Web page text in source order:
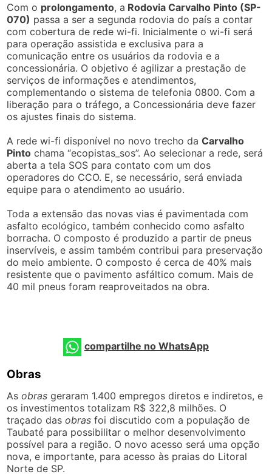
Com o prolongamento, a Rodovia Carvalho Pinto (SP-
070) passa a ser a segunda rodovia do país a contar
com cobertura de rede wi-fi. Inicialmente o wi-fi será
para operação assistida e exclusiva para a
comunicação entre os usuários da rodovia e a
concessionária. O objetivo é agilizar a prestação de
serviços de informações e atendimentos,
complementando o sistema de telefonia 0800. Com a
liberação para o tráfego, a Concessionária deve fazer
os ajustes finais do sistema.
A rede wi-fi disponível no novo trecho daCarvalho
Pinto chama “ecopistas_sos”. Ao selecionar a rede, será
aberta a tela SOS para contato com um dos
operadores do CCO. E, se necessário, será enviada
equipe para o atendimento ao usuário.
Toda a extensão das novas vias é pavimentada com
asfalto ecológico, também conhecido como asfalto
borracha. O composto é produzido a partir de pneus
inservíveis, e assim também contribui para preservação
do meio ambiente. O composto é cerca de 40% mais
resistente que o pavimento asfáltico comum. Mais de
40 mil pneus foram reaproveitados na obra.
compartilhe no WhatsApp
Obras
Asobras geraram 1.400 empregos diretos e indiretos, e
os investimentos totalizam R$ 322,8 milhões. O
traçado dasobras foi discutido com a população de
Taubaté para possibilitar o melhor desenvolvimento
possível para a região. O novo acesso será uma opção
nova, e importante, para acesso às praias do Litoral
Norte de SP.